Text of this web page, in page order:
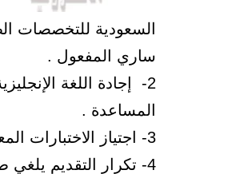
السعودية للتخصصات
ساري المفعول .
2- إجادة اللغة
المساعدة .
3- اجتياز الاختبارات المعتمدة / اللياقة الصحية .
4- تكرار التقديم يلغي طلب